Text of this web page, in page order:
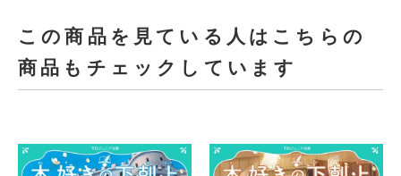
この商品を見ている人はこちらの
商品もチェックしています